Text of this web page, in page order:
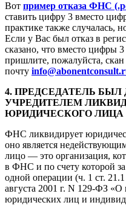
Вот пример отказа ФНС
ставить цифру 3 вместо
практике также случалась,
Если у Вас был отказ в
сказано, что вместо цифры
пришлите, пожалуйста, скан
почту
4. ПРЕДСЕДАТЕЛЬ
УЧРЕДИТЕЛЕМ
ЮРИДИЧЕСКОГО ЛИЦА
ФНС ликвидирует
оно является
лицо — это организация,
в ФНС и по счету которой
одной операции (ч. 1 ст.
августа 2001 г. N 129-ФЗ «О
юридических лиц и